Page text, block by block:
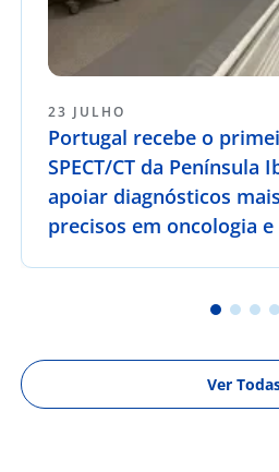
23 JULHO
Portugal recebe o
SPECT/CT da Península
apoiar diagnósticos
precisos em oncologia
Ver